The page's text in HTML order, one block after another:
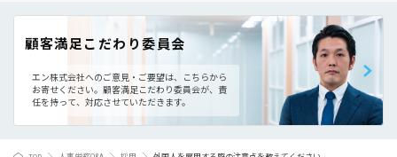
顧客満足こだわり委員会
エン株式会社へのご意見・ご要望は、こちらから
お寄せください。 顧客満足こだわり委員会が、責
任を持って、対応させていただきます。